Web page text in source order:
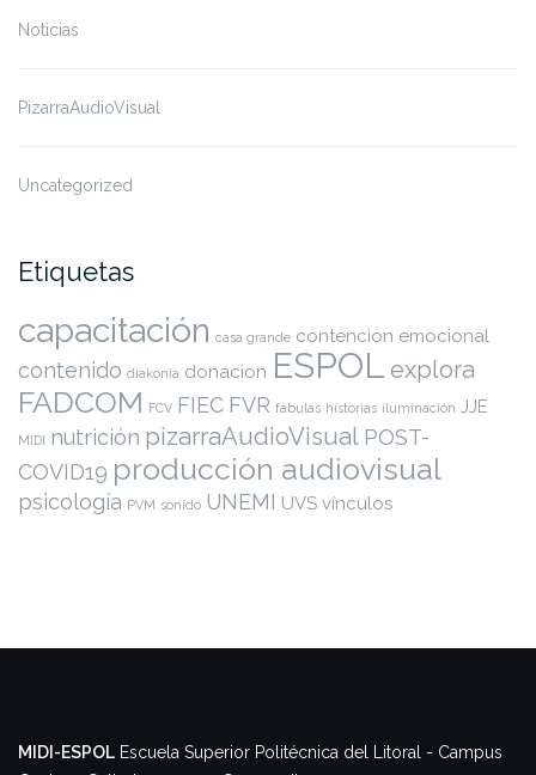
Noticias
PizarraAudioVisual
Uncategorized
Etiquetas
capacitación casa grande contencion emocional
contenido diakonia donacion ESPOL explora
FADCOM FCV FIEC FVR fábulas historias iluminación JJE
MIDI nutrición pizarraAudioVisual POST-
COVID19 producción audiovisual
psicología PVM sonido UNEMI UVS vínculos
MIDI-ESPOL Escuela Superior Politécnica del Litoral - Campus